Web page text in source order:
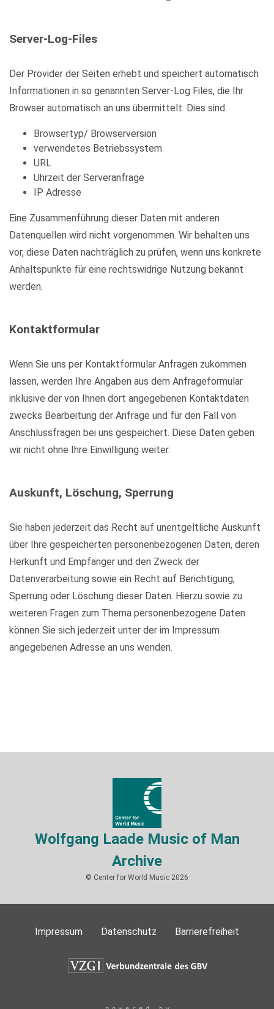
Server-Log-Files
Der Provider der Seiten erhebt und speichert automatisch
Informationen in so genannten Server-Log Files, die Ihr
Browser automatisch an uns übermittelt. Dies sind:
Browsertyp/ Browserversion
verwendetes Betriebssystem
URL
Uhrzeit der Serveranfrage
IP Adresse
Eine Zusammenführung dieser Daten mit anderen
Datenquellen wird nicht vorgenommen. Wir behalten uns
vor, diese Daten nachträglich zu prüfen, wenn uns konkrete
Anhaltspunkte für eine rechtswidrige Nutzung bekannt
werden.
Kontaktformular
Wenn Sie uns per Kontaktformular Anfragen zukommen
lassen, werden Ihre Angaben aus dem Anfrageformular
inklusive der von Ihnen dort angegebenen Kontaktdaten
zwecks Bearbeitung der Anfrage und für den Fall von
Anschlussfragen bei uns gespeichert. Diese Daten geben
wir nicht ohne Ihre Einwilligung weiter.
Auskunft, Löschung, Sperrung
Sie haben jederzeit das Recht auf unentgeltliche Auskunft
über Ihre gespeicherten personenbezogenen Daten, deren
Herkunft und Empfänger und den Zweck der
Datenverarbeitung sowie ein Recht auf Berichtigung,
Sperrung oder Löschung dieser Daten. Hierzu sowie zu
weiteren Fragen zum Thema personenbezogene Daten
können Sie sich jederzeit unter der im Impressum
angegebenen Adresse an uns wenden.
Wolfgang Laade Music of Man
Archive
© Center for World Music 2026
Impressum Datenschutz Barrierefreiheit